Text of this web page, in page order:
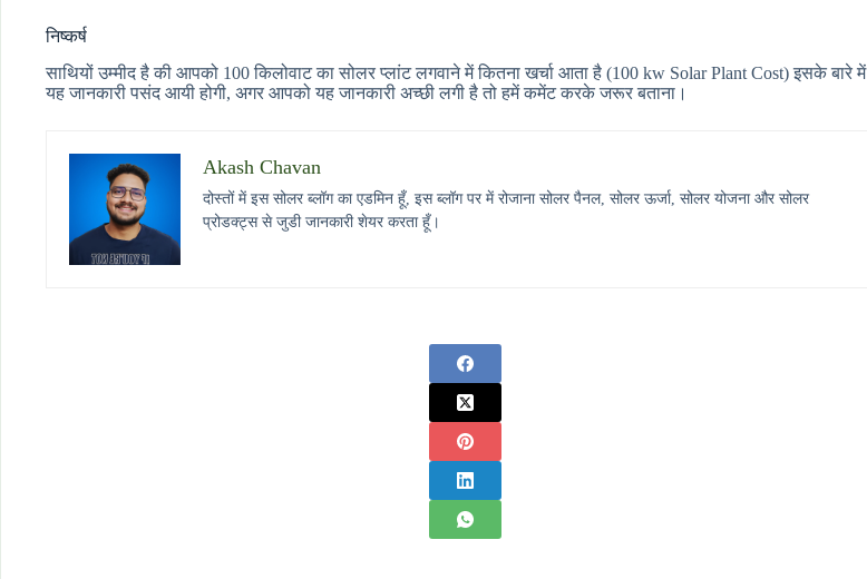
निष्कर्ष
साथियों उम्मीद है की आपको 100 किलोवाट का सोलर प्लांट लगवाने में कितना खर्चा आता है (100 kw Solar Plant Cost) इसके बारे में
यह जानकारी पसंद आयी होगी, अगर आपको यह जानकारी अच्छी लगी है तो हमें कमेंट करके जरूर बताना।
Akash Chavan
दोस्तों में इस सोलर ब्लॉग का एडमिन हूँ, इस ब्लॉग पर में रोजाना सोलर पैनल, सोलर ऊर्जा, सोलर योजना और सोलर
प्रोडक्ट्स से जुडी जानकारी शेयर करता हूँ।